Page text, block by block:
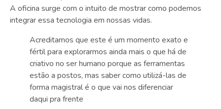
A oficina surge com o intuito de mostrar como podemos
integrar essa tecnologia em nossas vidas.
Acreditamos que este é um momento exato e
fértil para explorarmos ainda mais o que há de
criativo no ser humano porque as ferramentas
estão a postos, mas saber como utilizá-las de
forma magistral é o que vai nos diferenciar
daqui pra frente